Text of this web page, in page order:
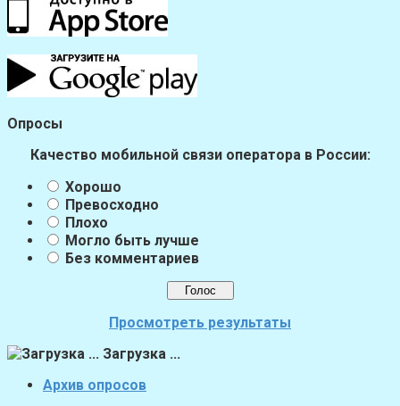
Опросы
Качество мобильной связи оператора в России:
Хорошо
Превосходно
Плохо
Могло быть лучше
Без комментариев
Просмотреть результаты
Загрузка ...
Архив опросов